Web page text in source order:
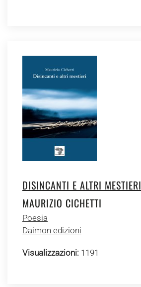
DISINCANTI E ALTRI MESTIERI
MAURIZIO CICHETTI
Poesia
Daimon edizioni
Visualizzazioni: 1191